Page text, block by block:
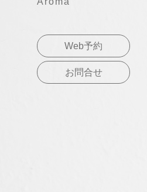
Web予約
お問合せ